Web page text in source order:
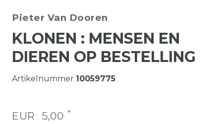
Pieter Van Dooren
KLONEN : MENSEN EN
DIEREN OP BESTELLING
Artikelnummer 10059775
EUR 5,00 *